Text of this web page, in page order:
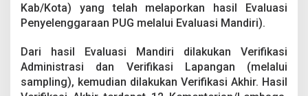
Kab/Kota) yang telah melaporkan hasil Evaluasi
Penyelenggaraan PUG melalui Evaluasi Mandiri).
Dari hasil Evaluasi Mandiri dilakukan Verifikasi
Administrasi dan Verifikasi Lapangan (melalui
sampling), kemudian dilakukan Verifikasi Akhir. Hasil